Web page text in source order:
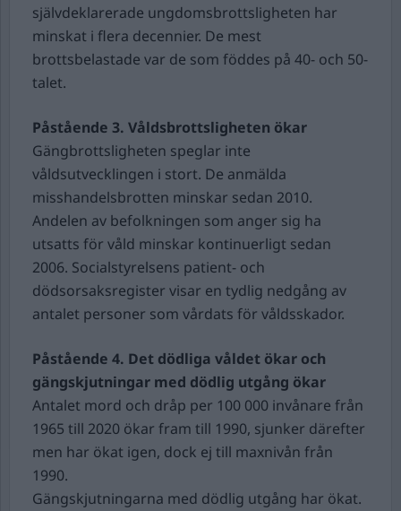
självdeklarerade ungdomsbrottsligheten har
minskat i flera decennier. De mest
brottsbelastade var de som föddes på 40- och 50-
talet.
Påstående 3. Våldsbrottsligheten ökar
Gängbrottsligheten speglar inte
våldsutvecklingen i stort. De anmälda
misshandelsbrotten minskar sedan 2010.
Andelen av befolkningen som anger sig ha
utsatts för våld minskar kontinuerligt sedan
2006. Socialstyrelsens patient- och
dödsorsaksregister visar en tydlig nedgång av
antalet personer som vårdats för våldsskador.
Påstående 4. Det dödliga våldet ökar och
gängskjutningar med dödlig utgång ökar
Antalet mord och dråp per 100 000 invånare från
1965 till 2020 ökar fram till 1990, sjunker därefter
men har ökat igen, dock ej till maxnivån från
1990.
Gängskjutningarna med dödlig utgång har ökat.